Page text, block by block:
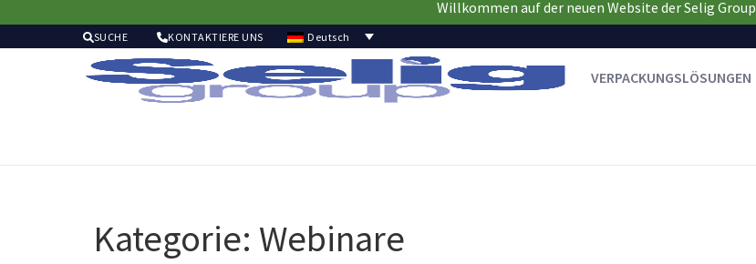
Willkommen auf der neuen Website der Selig Group
SUCHE KONTAKTIERE UNS Deutsch
VERPACKUNGSLÖSUNGEN
Kategorie: Webinare